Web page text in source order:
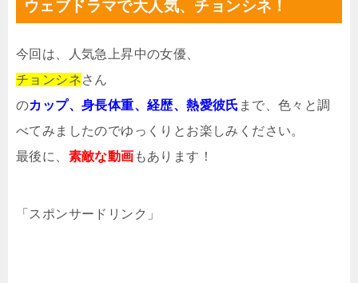
ウェブドラマで大人気、チョンシネ！
今回は、人気急上昇中の女優、
チョンシネさん
のカップ、身長体重、経歴、熱愛彼氏 まで、色々と調
べてみましたのでゆっくりとお楽しみください。
最後に、 素敵な動画 もあります！
「スポンサードリンク」